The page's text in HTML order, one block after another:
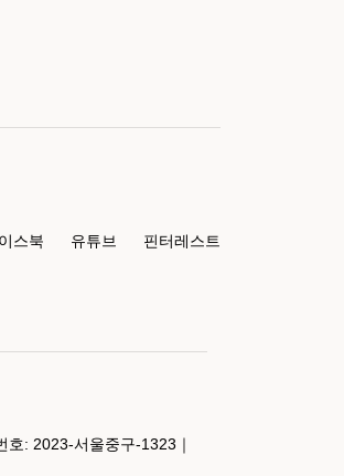
스북 유튜브 핀터레스트
호: 2023-서울중구-1323｜